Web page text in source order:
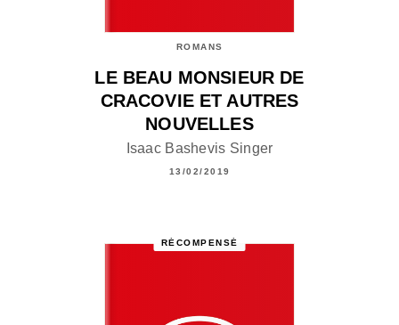
ROMANS
LE BEAU MONSIEUR DE
CRACOVIE ET AUTRES
NOUVELLES
Isaac Bashevis Singer
13/02/2019
RÉCOMPENSÉ